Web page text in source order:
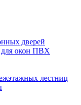
дверей
для окон ПВХ
лестниц